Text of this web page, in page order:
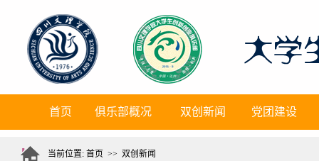
首页 俱乐部概况 双创新闻 党团建设
当前位置: 首页 >> 双创新闻